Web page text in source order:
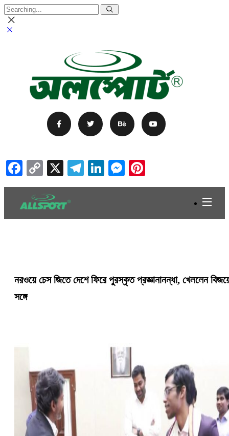
Facebook
Copy
Link
X Telegram
LinkedIn
Messenger
নরওয়ে চেস জিতে দেশে ফিরে পুরস্কৃত প্রজ্ঞানানন্ধা, খেললেন
সঙ্গে